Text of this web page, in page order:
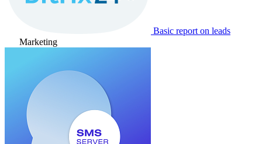
Basic report on leads
Marketing